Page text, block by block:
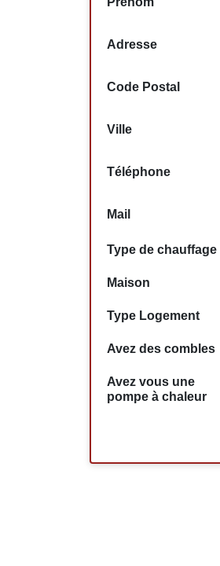
Adresse
Code Postal
Ville
Téléphone
Mail
Type de chauffage
Maison
Type Logement
Avez des combles
Avez vous une
pompe à chaleur